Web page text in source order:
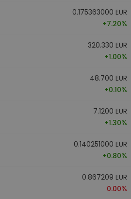
0.175363000 EUR
+7.20%
320.330 EUR
+1.00%
48.700 EUR
+0.10%
7.1200 EUR
+1.30%
0.140251000 EUR
+0.80%
0.867209 EUR
0.00%